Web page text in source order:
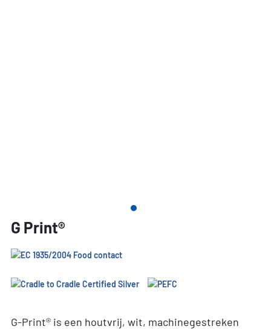
G Print®
G-Print® is een houtvrij, wit, machinegestreken